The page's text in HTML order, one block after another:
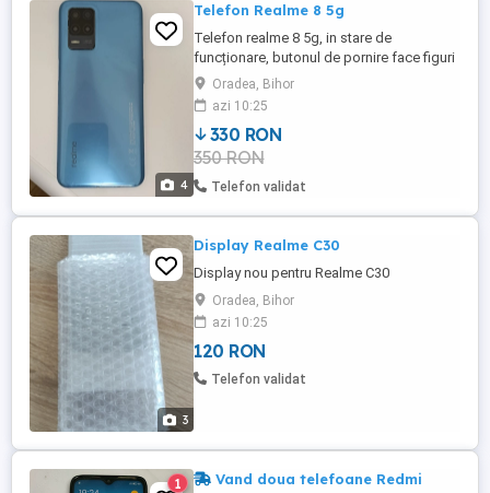
4
Telefon Realme 8 5g
Telefon realme 8 5g, in stare de
funcționare, butonul de pornire face figuri
câteodată, trebuie apasat mai tare.
Oradea, Bihor
azi 10:25
330 RON
350 RON
Telefon validat
3
Display Realme C30
Display nou pentru Realme C30
Oradea, Bihor
azi 10:25
120 RON
Telefon validat
1 Vand doua telefoane Redmi